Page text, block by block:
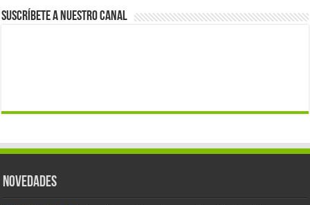
Suscríbete a nuestro canal
Novedades